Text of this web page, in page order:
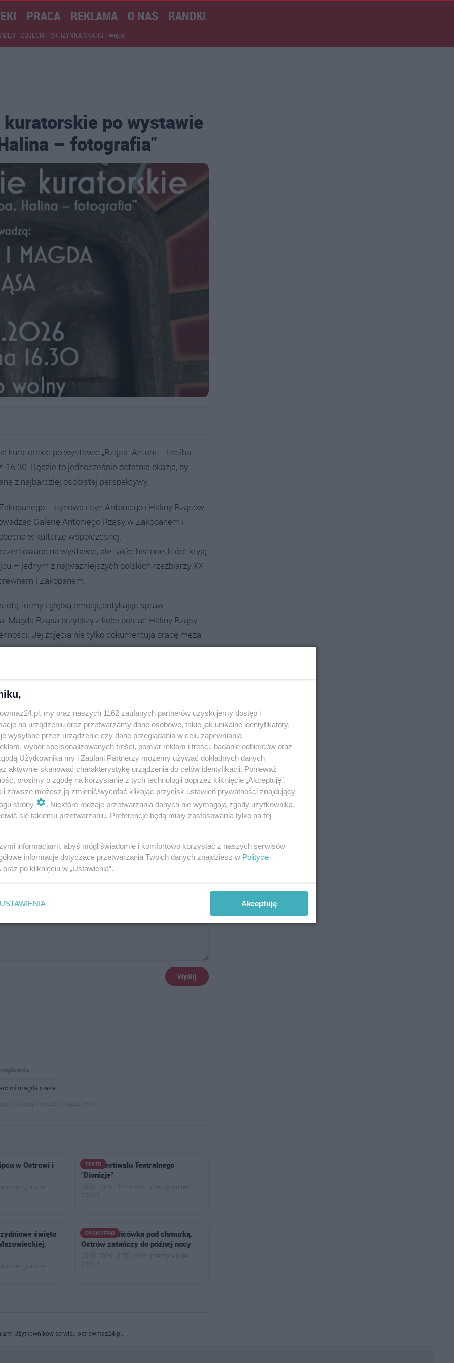
PRACA REKLAMA O NAS RANDKI
ZDJĘCIA SKRZYNKA SKARG więcej
po wystawie
– fotografia"
kuratorskie po wystawie „Rząsa. Antoni – rzeźba,
16:30. Będzie to jednocześnie ostatnia okazja, by
z najbardziej osobistej perspektywy.
– synowa i syn Antoniego i Haliny Rząsów.
Galerię Antoniego Rząsy w Zakopanem i
w kulturze współczesnej.
na wystawie, ale także historie, które kryją
– jednym z najważniejszych polskich rzeźbiarzy XX
i Zakopanem.
formy i głębią emocji, dotykając spraw
Magda Rząsa przybliży z kolei postać Haliny Rząsy –
Jej zdjęcia nie tylko dokumentują pracę męża,
patrzeniu na świat.
wybrzmiewa właśnie podczas oprowadzania.
– przestrzeni wolności, artystycznych
twórców z całej Polski.
jest wolny. Dla grup zorganizowanych dostępne
i 15:00 (liczba miejsc ograniczona).
przeżycia sztuki i do rozmowy o tym, co w
ostatnie tygodnie poruszała i przyciągała wielu
Wyślij
.
i magda rząsa
Możesz wyłączyć w każdej chwili.
w Ostrowi i
przeczytało ten
TEATR
Finał Festiwalu Teatralnego
"Dionizje"
20.07.2026 · 1574 osób przeczytało ten
artykuł
święto
przeczytało ten
DYSKOTEKI
Letnia potańcówka pod chmurką.
Ostrów zatańczy do późnej nocy
03.08.2026 · 1750 osób przeczytało ten
artykuł
Użytkowników serwisu ostrowmaz24.pl.
my oraz naszych 1162 zaufanych partnerów uzyskujemy dostęp i
na urządzeniu oraz przetwarzamy dane osobowe, takie jak unikalne identyfikatory,
wysyłane przez urządzenie czy dane przeglądania w celu zapewniania
wybór spersonalizowanych treści, pomiar reklam i treści, badanie odbiorców oraz
Użytkownika my i Zaufani Partnerzy możemy używać dokładnych danych
aktywnie skanować charakterystykę urządzenia do celów identyfikacji. Ponieważ
prosimy o zgodę na korzystanie z tych technologii poprzez kliknięcie „Akceptuję”.
i zawsze możesz ją zmienić/wycofać klikając przycisk ustawień prywatności znajdujący
strony
. Niektóre rodzaje przetwarzania danych nie wymagają zgody użytkownika,
się takiemu przetwarzaniu. Preferencje będą miały zastosowania tylko na tej
informacjami, abyś mógł świadomie i komfortowo korzystać z naszych serwisów
informacje dotyczące przetwarzania Twoich danych znajdziesz w Polityce
oraz po kliknięciu w „Ustawienia”.
USTAWIENIA Akceptuję